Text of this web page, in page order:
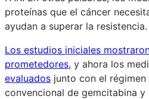
proteínas que el cáncer
ayudan a superar la resistencia.
Los estudios iniciales
prometedores, y ahora los
evaluados junto con el
convencional de gemcitabina y